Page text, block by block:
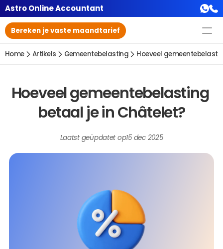
Astro Online Accountant
Bereken je vaste maandtarief
Home Artikels Gemeentebelasting Hoeveel
Hoeveel gemeentebelasting
betaal je in Châtelet?
Laatst geüpdatet op15 dec 2025